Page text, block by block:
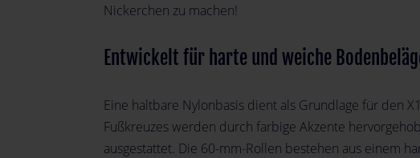
Nickerchen zu machen!
Entwickelt für harte und weiche
Eine haltbare Nylonbasis dient als Grundlage für den
Fußkreuzes werden durch farbige Akzente
ausgestattet. Die 60-mm-Rollen bestehen aus einem